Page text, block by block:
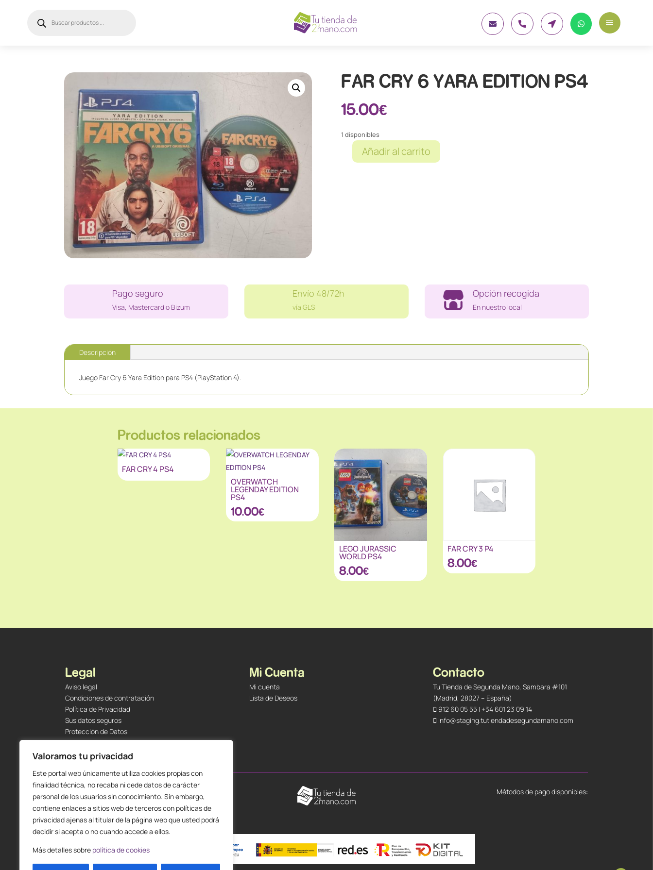
Valoramos tu privacidad
Este portal web únicamente utiliza cookies propias con
finalidad técnica, no recaba ni cede datos de carácter
personal de los usuarios sin conocimiento. Sin embargo,
contiene enlaces a sitios web de terceros con políticas de
privacidad ajenas al titular de la página web que usted podrá
decidir si acepta o no cuando accede a ellos.
Más detalles sobre política de cookies
productos     a
FAR CRY 6 YARA EDITION PS4
15.00€
1 disponibles
FAR
Añadir al carrito
Pago seguro
Visa, Mastercard o Bizum
Envío 48/72h
vía GLS
Opción recogida
En nuestro local
Descripción
Juego Far Cry 6 Yara Edition para PS4 (PlayStation 4).
Productos relacionados
FAR CRY 4 PS4
OVERWATCH
LEGENDAY EDITION
PS4
10.00€
LEGO JURASSIC
WORLD PS4
8.00€
FAR CRY 3 P4
8.00€
Legal
Aviso legal
Condiciones de contratación
Política de Privacidad
Sus datos seguros
Protección de Datos
Política de Cookies
Envíos y Devoluciones
Mi Cuenta
Mi cuenta
Lista de Deseos
Contacto
Tu Tienda de Segunda Mano, Sambara #101
(Madrid, 28027 – España)
912 60 05 55| +34 601 23 09 14
info@staging.tutiendadesegundamano.com
Métodos de pago disponibles: